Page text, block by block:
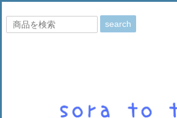
search